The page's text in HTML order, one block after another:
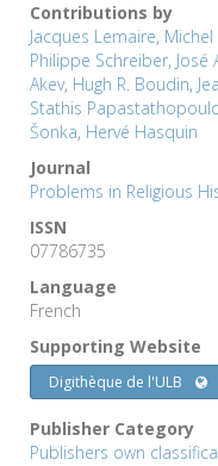
Contributions by
Jacques Lemaire,
Philippe Schreiber, José
Akev, Hugh R. Boudin,
Stathis
Šonka, Hervé Hasquin
Journal
Problems in Religious
ISSN
07786735
Language
French
Supporting Website
Digithèque de l'ULB
Publisher Category
Publishers own